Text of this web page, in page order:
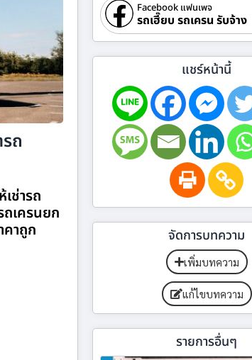
ถ
ช่ารถ
ถเครนยก
คาถูก
Facebook แฟนเพจ
รถเฮี๊ยบ รถเครน รับจ้าง
แชร์หน้านี้
จัดการบทความ
เพิ่มบทความ
แก้ไขบทความ
รายการอื่นๆ